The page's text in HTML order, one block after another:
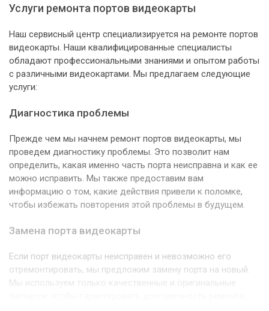
Услуги ремонта портов видеокарты
Наш сервисный центр специализируется на ремонте портов
видеокарты. Наши квалифицированные специалисты
обладают профессиональными знаниями и опытом работы
с различными видеокартами. Мы предлагаем следующие
услуги:
Диагностика проблемы
Прежде чем мы начнем ремонт портов видеокарты, мы
проведем диагностику проблемы. Это позволит нам
определить, какая именно часть порта неисправна и как ее
можно исправить. Мы также предоставим вам
информацию о том, какие действия привели к поломке,
чтобы избежать повторения этой проблемы в будущем.
Замена порта видеокарты
Если порт видеокарты неисправен и невозможно его
отремонтировать, мы предложим замену порта на новый.
Мы используем только качественные и оригинальные